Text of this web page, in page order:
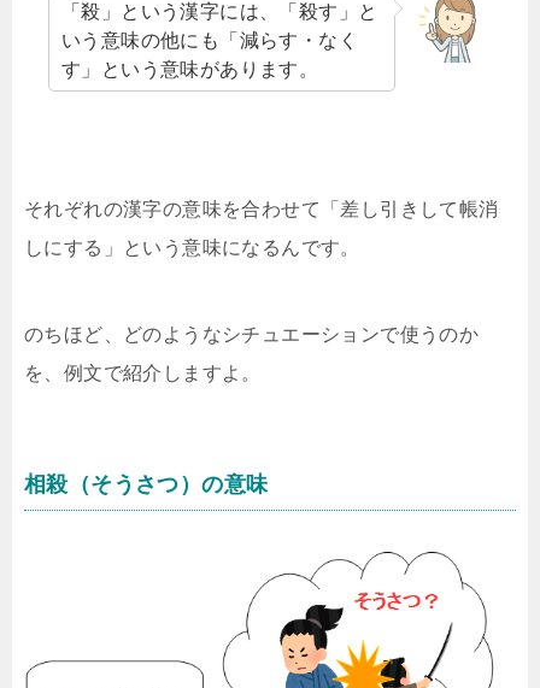
「殺」という漢字には、「殺す」と
いう意味の他にも「減らす・なく
す」という意味があります。
それぞれの漢字の意味を合わせて「差し引きして帳消
しにする」という意味になるんです。
のちほど、どのようなシチュエーションで使うのか
を、例文で紹介しますよ。
相殺（そうさつ）の意味